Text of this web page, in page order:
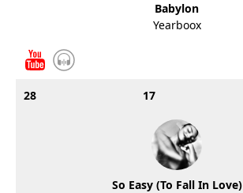
Babylon
Yearboox
28 17
So Easy (To Fall In Love)